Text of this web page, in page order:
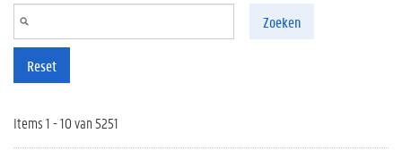
Zoeken
Reset
Items 1 - 10 van 5251